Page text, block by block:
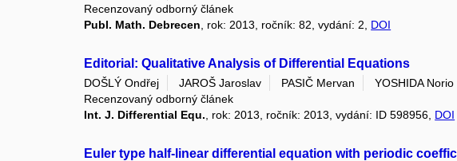
Recenzovaný odborný článek
Publ. Math. Debrecen , rok: 2013, ročník: 82, vydání: 2, DOI
Editorial: Qualitative Analysis of Differential Equations
DOŠLÝ Ondřej JAROŠ Jaroslav PASIČ Mervan
YOSHIDA Norio
Recenzovaný odborný článek
Int. J. Differential Equ. , rok: 2013, ročník: 2013, vydání: ID 598956, DOI
Euler type half-linear differential equation with periodic